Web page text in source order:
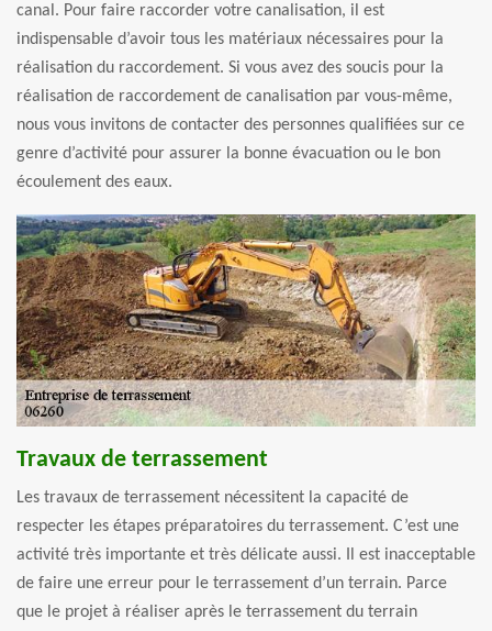
canal. Pour faire raccorder votre canalisation, il est
indispensable d’avoir tous les matériaux nécessaires pour la
réalisation du raccordement. Si vous avez des soucis pour la
réalisation de raccordement de canalisation par vous-même,
nous vous invitons de contacter des personnes qualifiées sur ce
genre d’activité pour assurer la bonne évacuation ou le bon
écoulement des eaux.
Travaux de terrassement
Les travaux de terrassement nécessitent la capacité de
respecter les étapes préparatoires du terrassement. C’est une
activité très importante et très délicate aussi. Il est inacceptable
de faire une erreur pour le terrassement d’un terrain. Parce
que le projet à réaliser après le terrassement du terrain